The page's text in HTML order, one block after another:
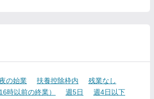
の始業 扶養控除枠内
残業なし
時以前の終業） 週5日
週4日以下